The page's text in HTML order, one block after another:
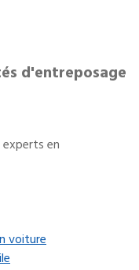
d'entreposage
en
voiture